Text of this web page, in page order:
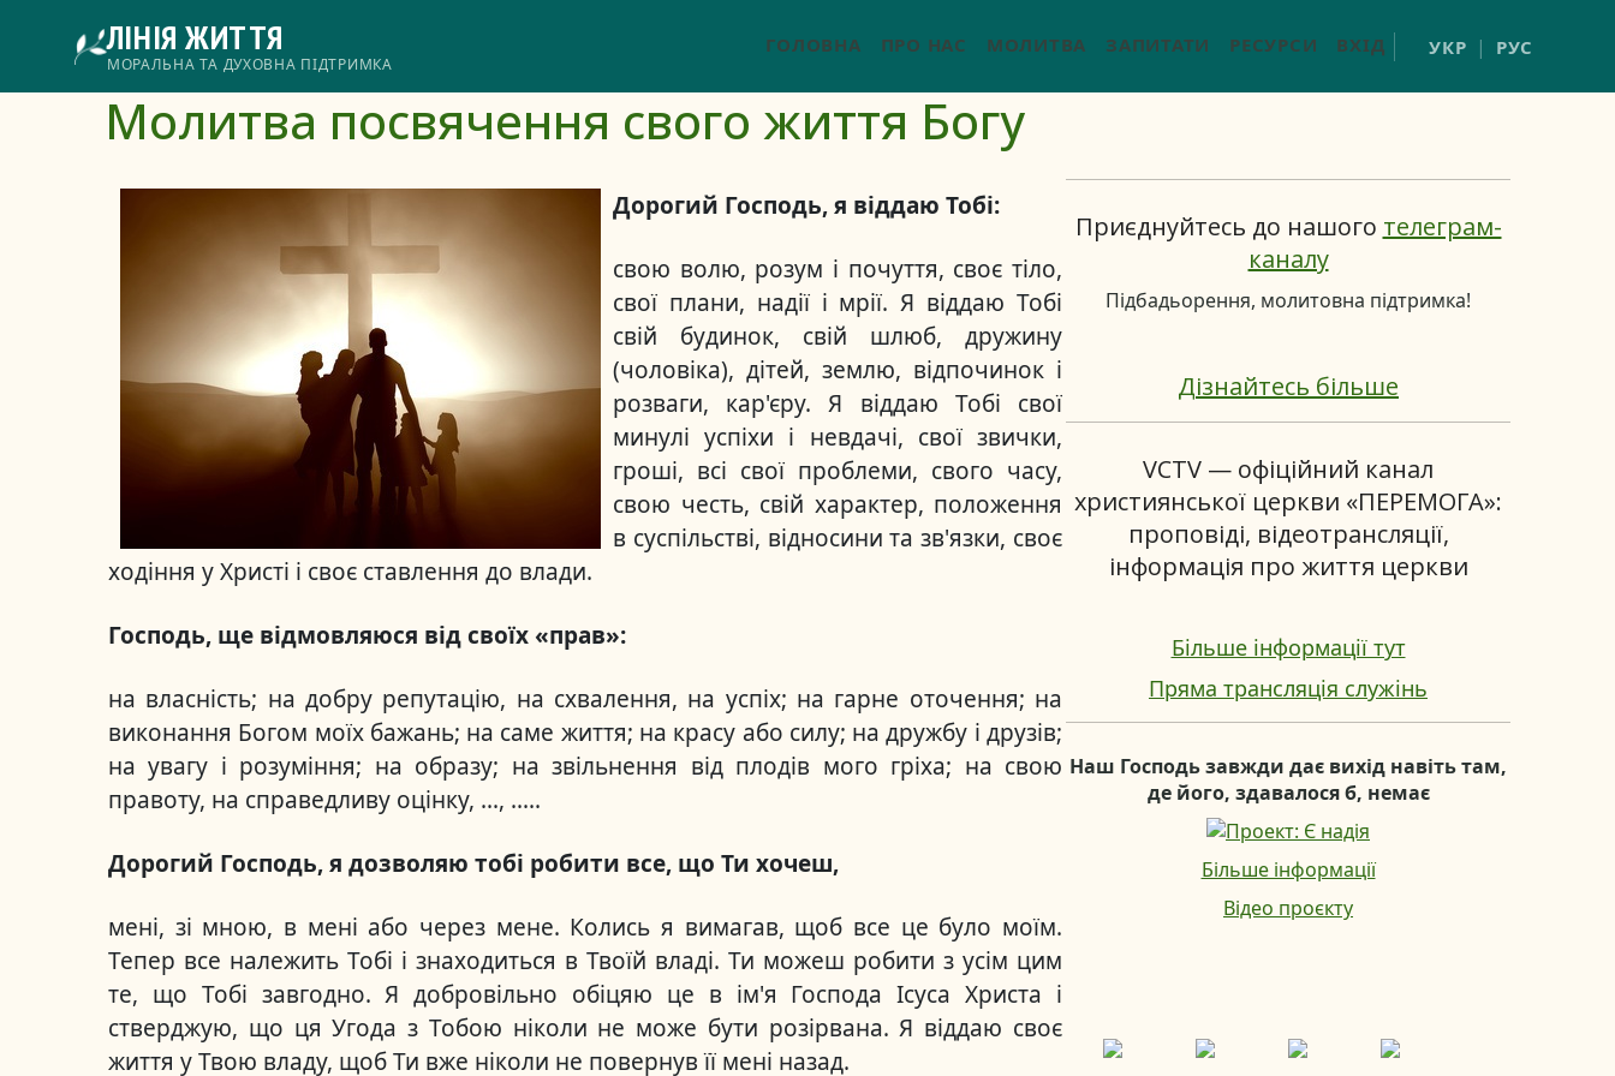
основного
ЛІНІЯ ЖИТТЯ
МОРАЛЬНА ТА ДУХОВНА ПІДТРИМКА
меню
ГОЛОВНА ПРО НАС МОЛИТВА ЗАПИТАТИ РЕСУРСИ ВХІД УКР РУС
Молитва посвячення свого життя Богу
Дорогий Господь, я віддаю Тобі:
свою волю, розум і почуття, своє тіло,
свої плани, надії і мрії. Я віддаю Тобі
свій будинок, свій шлюб, дружину
(чоловіка), дітей, землю, відпочинок і
розваги, кар'єру. Я віддаю Тобі свої
минулі успіхи і невдачі, свої звички,
гроші, всі свої проблеми, свого часу,
свою честь, свій характер, положення
в суспільстві, відносини та зв'язки, своє
ходіння у Христі і своє ставлення до влади.
Господь, ще відмовляюся від своїх «прав»:
на власність; на добру репутацію, на схвалення, на успіх; на гарне оточення; на
виконання Богом моїх бажань; на саме життя; на красу або силу; на дружбу і друзів;
на увагу і розуміння; на образу; на звільнення від плодів мого гріха; на свою
правоту, на справедливу оцінку, ..., .....
Дорогий Господь, я дозволяю тобі робити все, що Ти хочеш,
мені, зі мною, в мені або через мене. Колись я вимагав, щоб все це було моїм.
Тепер все належить Тобі і знаходиться в Твоїй владі. Ти можеш робити з усім цим
те, що Тобі завгодно. Я добровільно обіцяю це в ім'я Господа Ісуса Христа і
стверджую, що ця Угода з Тобою ніколи не може бути розірвана. Я віддаю своє
життя у Твою владу, щоб Ти вже ніколи не повернув її мені назад.
Приєднуйтесь до нашого телеграм-
каналу
Підбадьорення, молитовна підтримка!
Дізнайтесь більше
VCTV — офіційний канал
християнської церкви «ПЕРЕМОГА»:
проповіді, відеотрансляції,
інформація про життя церкви
Більше інформації тут
Пряма трансляція служінь
Наш Господь завжди дає вихід навіть там,
де його, здавалося б, немає
Більше інформації
Відео проєкту